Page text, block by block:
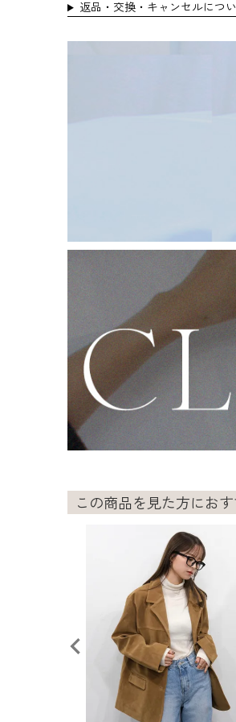
返品・交換・キャンセルにつ
この商品を見た方におす